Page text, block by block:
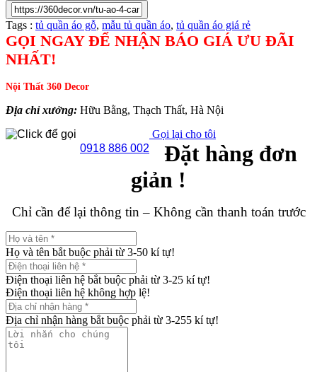
Tags : tủ quần áo gỗ, mẫu tủ quần áo, tủ quần áo giá rẻ
GỌI NGAY ĐỂ NHẬN BÁO GIÁ ƯU ĐÃI
NHẤT!
Nội Thất 360 Decor
Địa chỉ xưởng: Hữu Bằng, Thạch Thất, Hà Nội
0918 886 002
Gọi lại cho tôi
Đặt hàng đơn
giản !
Chỉ cần để lại thông tin – Không cần thanh toán trước
Họ và tên bắt buộc phải từ 3-50 kí tự!
Điện thoại liên hệ bắt buộc phải từ 3-25 kí tự!
Điện thoại liên hệ không hợp lệ!
Địa chỉ nhận hàng bắt buộc phải từ 3-255 kí tự!